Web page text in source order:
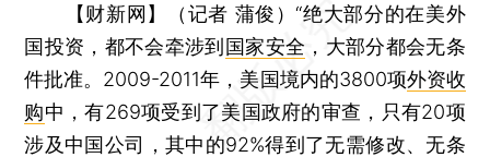
【财新网】（记者 蒲俊）“绝大部分的在美外
国投资，都不会牵涉到 国家安全 ，大部分都会无条
件批准。2009-2011年，美国境内的3800项外资收
购中，有269项受到了美国政府的审查，只有20项
涉及中国公司，其中的92%得到了无需修改、无条